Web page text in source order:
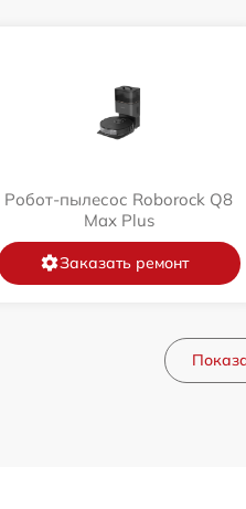
Робот-пылесос Roborock Q8
Max Plus
Заказать ремонт